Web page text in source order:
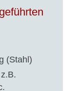
(Stahl)